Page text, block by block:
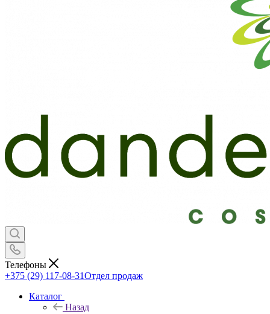
Телефоны
+375 (29) 117-08-31Отдел продаж
Каталог
Назад